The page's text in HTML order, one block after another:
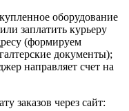
оборудование
заплатить курьеру
(формируем
документы);
направляет счет на
заказов через сайт: